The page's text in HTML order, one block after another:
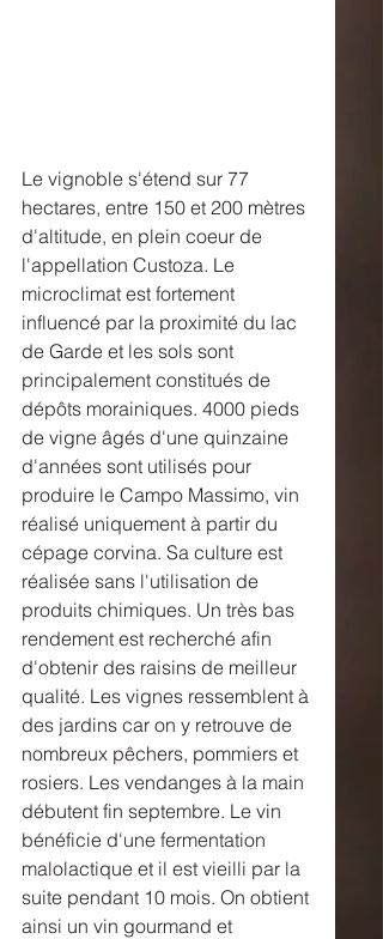
Le vignoble s'étend sur 77
hectares, entre 150 et 200 mètres
d'altitude, en plein coeur de
l'appellation Custoza. Le
microclimat est fortement
influencé par la proximité du lac
de Garde et les sols sont
principalement constitués de
dépôts morainiques. 4000 pieds
de vigne âgés d'une quinzaine
d'années sont utilisés pour
produire le Campo Massimo, vin
réalisé uniquement à partir du
cépage corvina. Sa culture est
réalisée sans l'utilisation de
produits chimiques. Un très bas
rendement est recherché afin
d'obtenir des raisins de meilleur
qualité. Les vignes ressemblent à
des jardins car on y retrouve de
nombreux pêchers, pommiers et
rosiers. Les vendanges à la main
débutent fin septembre. Le vin
bénéficie d'une fermentation
malolactique et il est vieilli par la
suite pendant 10 mois. On obtient
ainsi un vin gourmand et